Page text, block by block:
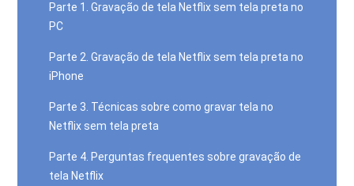
Parte 1. Gravação de tela Netflix sem tela preta no
PC
Parte 2. Gravação de tela Netflix sem tela preta no
iPhone
Parte 3. Técnicas sobre como gravar tela no
Netflix sem tela preta
Parte 4. Perguntas frequentes sobre gravação de
tela Netflix